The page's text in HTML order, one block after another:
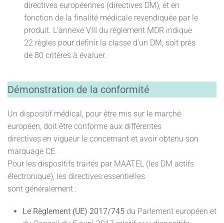
directives européennes (directives DM), et en
fonction de la finalité médicale revendiquée par le
produit. L’annexe VIII du règlement MDR indique
22 règles pour définir la classe d’un DM, soit près
de 80 critères à évaluer.
Démonstration de la conformité
Un dispositif médical, pour être mis sur le marché
européen, doit être conforme aux différentes
directives en vigueur le concernant et avoir obtenu son
marquage CE.
Pour les dispositifs traités par MAATEL (les DM actifs
électronique), les directives essentielles
sont généralement :
Le Règlement (UE) 2017/745 du Parlement européen et